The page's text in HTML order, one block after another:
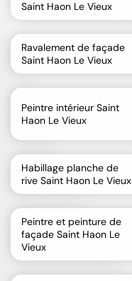
Saint Haon Le Vieux
Ravalement de façade
Saint Haon Le Vieux
Peintre intérieur Saint
Haon Le Vieux
Habillage planche de
rive Saint Haon Le Vieux
Peintre et peinture de
façade Saint Haon Le
Vieux